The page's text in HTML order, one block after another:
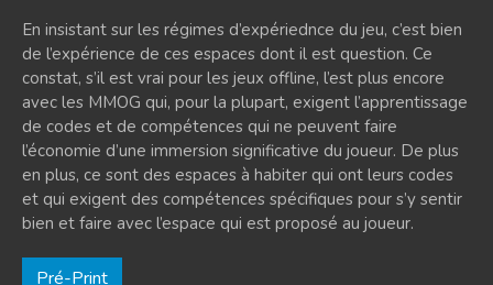
En insistant sur les régimes d’expériednce du jeu, c’est bien
de l’expérience de ces espaces dont il est question. Ce
constat, s’il est vrai pour les jeux offline, l’est plus encore
avec les MMOG qui, pour la plupart, exigent l’apprentissage
de codes et de compétences qui ne peuvent faire
l’économie d’une immersion significative du joueur. De plus
en plus, ce sont des espaces à habiter qui ont leurs codes
et qui exigent des compétences spécifiques pour s’y sentir
bien et faire avec l’espace qui est proposé au joueur.
Pré-Print